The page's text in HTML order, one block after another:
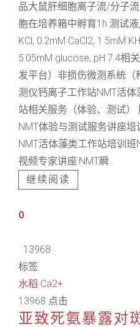
品大鼠肝细胞离子流/分子
胞在培养箱中孵育1h 测试
KCl, 0.2mM CaCl2, 1.5mM
5.05mM glucose, pH 7.4相
发平台）非损伤微测系统（
测仪钙离子工作站NMT活
站相关服务（体验、测试
NMT体验与测试服务讲座
NMT活体藻类工作站培训
视频专家讲座:NMT瞬...
继续阅读
0
13968
标签:
水稻 Ca2+
13968 点击
亚致死氨暴露对